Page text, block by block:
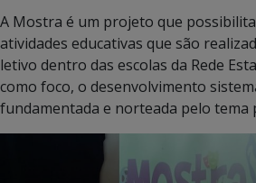
A Mostra é um projeto que
atividades educativas que são
letivo dentro das escolas da Rede
como foco, o desenvolvimento
fundamentada e norteada pelo tema